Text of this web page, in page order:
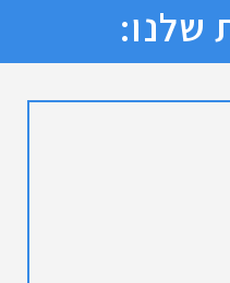
שלנו: